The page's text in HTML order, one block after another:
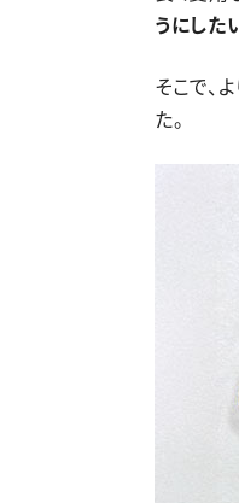
うにした
そこで、
た。